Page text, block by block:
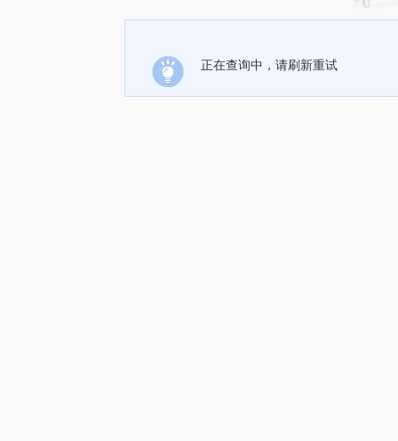
正在查询中，请刷新重试